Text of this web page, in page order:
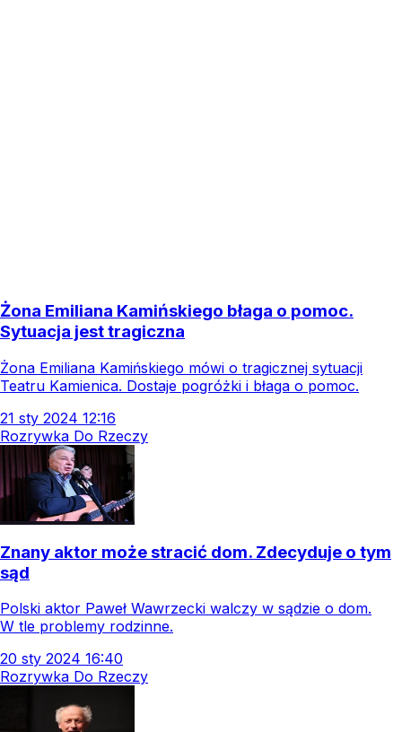
Żona Emiliana Kamińskiego błaga o pomoc.
Sytuacja jest tragiczna
Żona Emiliana Kamińskiego mówi o tragicznej sytuacji
Teatru Kamienica. Dostaje pogróżki i błaga o pomoc.
21 sty 2024 12:16
Rozrywka Do Rzeczy
Znany aktor może stracić dom. Zdecyduje o tym
sąd
Polski aktor Paweł Wawrzecki walczy w sądzie o dom.
W tle problemy rodzinne.
20 sty 2024 16:40
Rozrywka Do Rzeczy